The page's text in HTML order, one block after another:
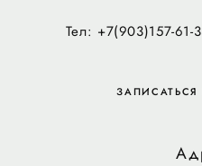
Тел: +7(903)157-
ЗАПИСАТЬСЯ